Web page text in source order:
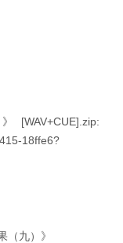
18ffe6?
（九）》